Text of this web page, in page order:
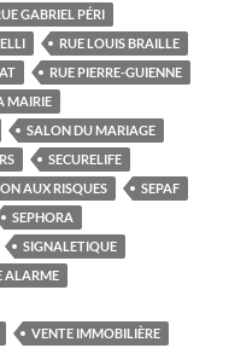
GABRIEL PÉRI
RUE LOUIS BRAILLE
RUE PIERRE-GUIENNE
MAIRIE
SALON DU MARIAGE
SECURELIFE
AUX RISQUES
SEPAF
SEPHORA
SIGNALETIQUE
ALARME
VENTE IMMOBILIÈRE